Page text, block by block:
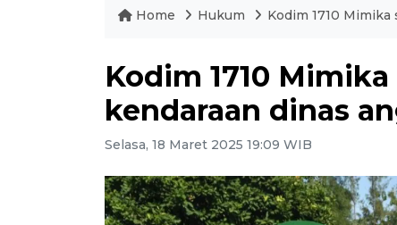
Home Hukum Kodim 1710
Kodim 1710
kendaraan dinas
Selasa, 18 Maret 2025 19:09 WIB